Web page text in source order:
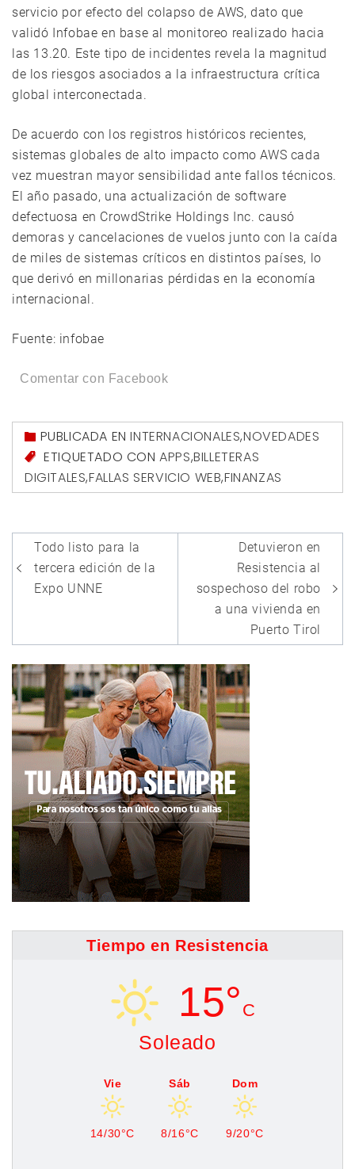
servicio por efecto del colapso de AWS, dato que
validó Infobae en base al monitoreo realizado hacia
las 13.20. Este tipo de incidentes revela la magnitud
de los riesgos asociados a la infraestructura crítica
global interconectada.
De acuerdo con los registros históricos recientes,
sistemas globales de alto impacto como AWS cada
vez muestran mayor sensibilidad ante fallos técnicos.
El año pasado, una actualización de software
defectuosa en CrowdStrike Holdings Inc. causó
demoras y cancelaciones de vuelos junto con la caída
de miles de sistemas críticos en distintos países, lo
que derivó en millonarias pérdidas en la economía
internacional.
Fuente: infobae
Comentar con Facebook
PUBLICADA ENINTERNACIONALES,NOVEDADES
ETIQUETADO CONAPPS,BILLETERAS
DIGITALES,FALLAS SERVICIO WEB,FINANZAS
Navegación
de
entradas
Todo listo para la
tercera edición de la
Expo UNNE
Detuvieron en
Resistencia al
sospechoso del robo
a una vivienda en
Puerto Tirol
Tiempo en Resistencia
15° C
Soleado
Vie
14/30°C
Sáb
8/16°C
Dom
9/20°C